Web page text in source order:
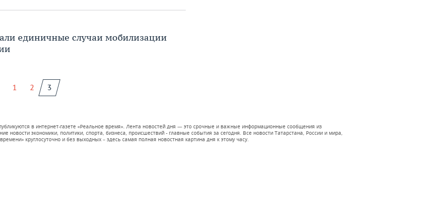
единичные случаи мобилизации
1 2 3
в интернет-газете «Реальное время». Лента новостей дня — это срочные и важные информационные сообщения из
новости экономики, политики, спорта, бизнеса, происшествий - главные события за сегодня. Все новости Татарстана, России и мира,
круглосуточно и без выходных – здесь самая полная новостная картина дня к этому часу.